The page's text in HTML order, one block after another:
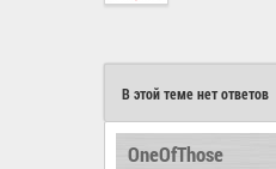
В этой теме нет ответов
OneOfThose